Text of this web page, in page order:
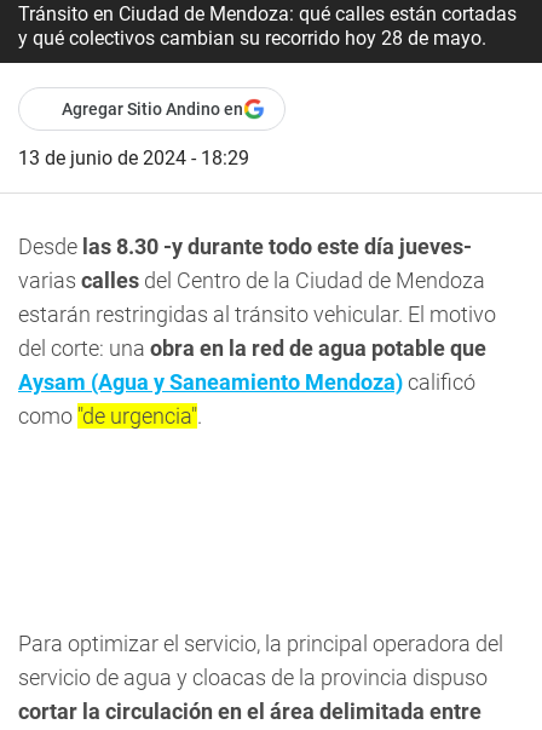
Tránsito en Ciudad de Mendoza: qué calles están cortadas
y qué colectivos cambian su recorrido hoy 28 de mayo.
Agregar Sitio Andino en
13 de junio de 2024 - 18:29
Desde las 8.30 -y durante todo este día jueves-
varias calles del Centro de la Ciudad de Mendoza
estarán restringidas al tránsito vehicular. El motivo
del corte: una obra en la red de agua potable que
Aysam (Agua y Saneamiento Mendoza)calificó
como "de urgencia".
Para optimizar el servicio, la principal operadora del
servicio de agua y cloacas de la provincia dispuso
cortar la circulación en el área delimitada entre